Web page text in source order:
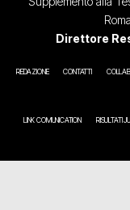
Direttore
REDAZIONE CONTATTI
LINK COMUNICATION RISULTATI